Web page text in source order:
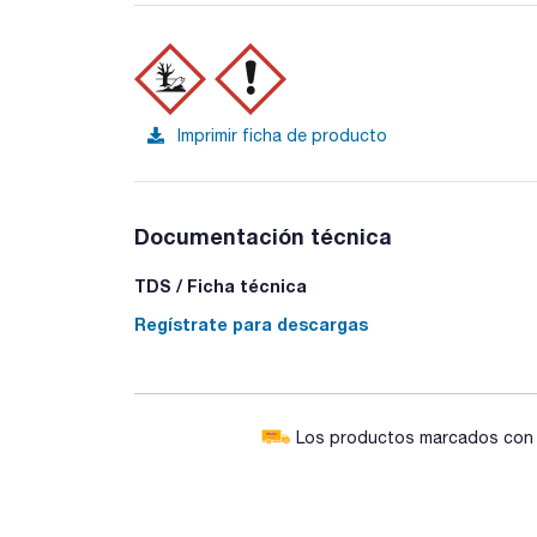
Imprimir ficha de producto
Documentación técnica
TDS / Ficha técnica
Regístrate para descargas
Los productos marcados con